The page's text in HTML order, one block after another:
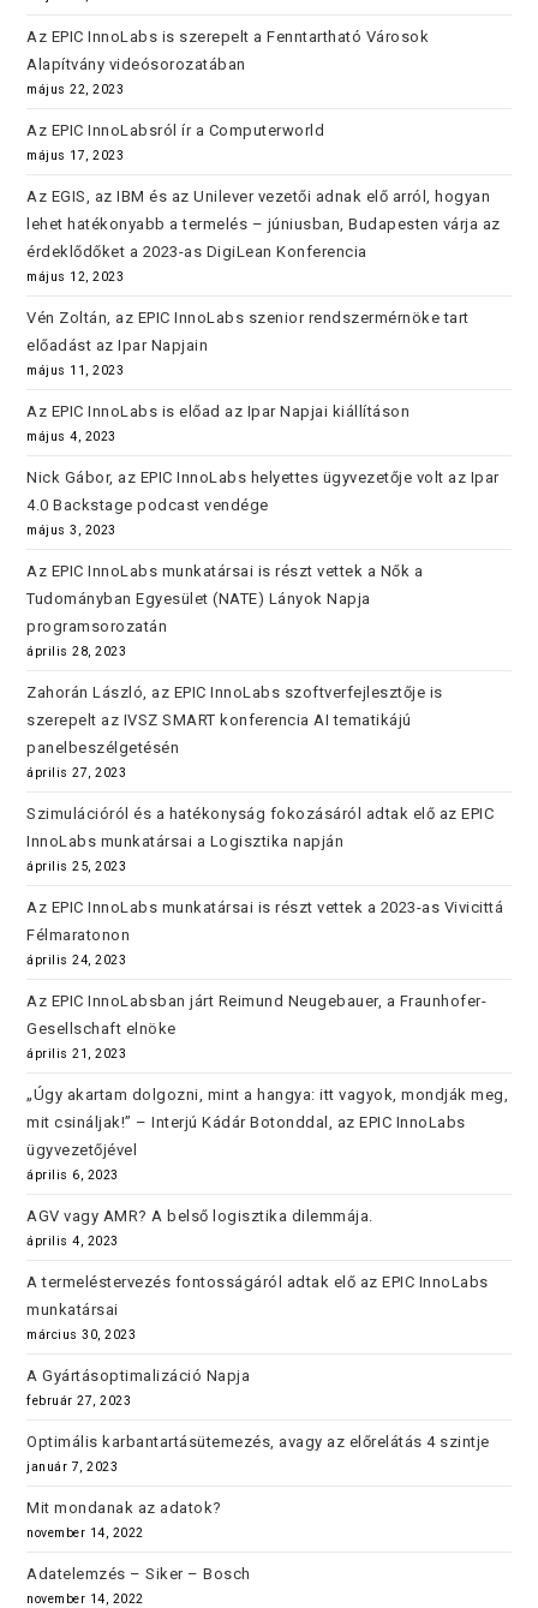
Az EPIC InnoLabs is szerepelt a Fenntartható Városok
Alapítvány videósorozatában
május 22, 2023
Az EPIC InnoLabsról ír a Computerworld
május 17, 2023
Az EGIS, az IBM és az Unilever vezetői adnak elő arról, hogyan
lehet hatékonyabb a termelés – júniusban, Budapesten várja az
érdeklődőket a 2023-as DigiLean Konferencia
május 12, 2023
Vén Zoltán, az EPIC InnoLabs szenior rendszermérnöke tart
előadást az Ipar Napjain
május 11, 2023
Az EPIC InnoLabs is előad az Ipar Napjai kiállításon
május 4, 2023
Nick Gábor, az EPIC InnoLabs helyettes ügyvezetője volt az Ipar
4.0 Backstage podcast vendége
május 3, 2023
Az EPIC InnoLabs munkatársai is részt vettek a Nők a
Tudományban Egyesület (NATE) Lányok Napja
programsorozatán
április 28, 2023
Zahorán László, az EPIC InnoLabs szoftverfejlesztője is
szerepelt az IVSZ SMART konferencia AI tematikájú
panelbeszélgetésén
április 27, 2023
Szimulációról és a hatékonyság fokozásáról adtak elő az EPIC
InnoLabs munkatársai a Logisztika napján
április 25, 2023
Az EPIC InnoLabs munkatársai is részt vettek a 2023-as Vivicittá
Félmaratonon
április 24, 2023
Az EPIC InnoLabsban járt Reimund Neugebauer, a Fraunhofer-
Gesellschaft elnöke
április 21, 2023
„Úgy akartam dolgozni, mint a hangya: itt vagyok, mondják meg,
mit csináljak!” – Interjú Kádár Botonddal, az EPIC InnoLabs
ügyvezetőjével
április 6, 2023
AGV vagy AMR? A belső logisztika dilemmája.
április 4, 2023
A termeléstervezés fontosságáról adtak elő az EPIC InnoLabs
munkatársai
március 30, 2023
A Gyártásoptimalizáció Napja
február 27, 2023
Optimális karbantartásütemezés, avagy az előrelátás 4 szintje
január 7, 2023
Mit mondanak az adatok?
november 14, 2022
Adatelemzés – Siker – Bosch
november 14, 2022